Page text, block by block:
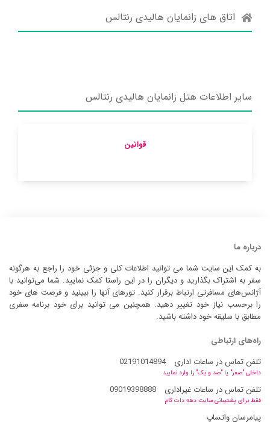
اتاق های زانمایان هالیدی رنتالس
سایر اطلاعات هتل زانمایان هالیدی رنتالس
قوانین
درباره ما
به کمک این سایت شما می توانید اطلاعات کلی و جزئی خود را راجع به هرگونه
سفر به اشتراک بگذارید و دیگران را در این راستا کمک نمایید. شما می‌توانید با
آژانس‌های مسافرتی ارتباط برقرار کنید. تورهای آنها را ببینید و فرصت های خود
را برحسب نیاز خود تغییر دهید. همچنین می توانید برای خود برنامه سفری
مطابق با سلیقه خود داشته باشید.
راه‌های ارتباطی
تلفن تماس در ساعات اداری
02191014894
داخلی "صفر" یا "صد و یک" را وارد نمایید
تلفن تماس در ساعات غیراداری 09019398888
فقط برای پشتیبانی سایت دهه دات کام
پیامرسان واتساپ